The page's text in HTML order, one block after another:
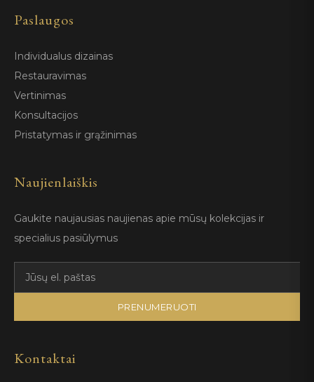
Paslaugos
Individualus dizainas
Restauravimas
Vertinimas
Konsultacijos
Pristatymas ir grąžinimas
Naujienlaiškis
Gaukite naujausias naujienas apie mūsų kolekcijas ir
specialius pasiūlymus
PRENUMERUOTI
Kontaktai